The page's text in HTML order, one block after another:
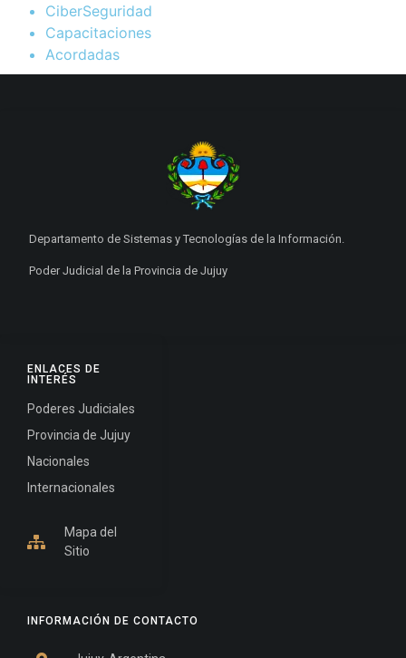
CiberSeguridad
Capacitaciones
Acordadas
INFORMACIÓN DE CONTACTO
ENLACES DE
INTERÉS
Poderes Judiciales
Provincia de Jujuy
Nacionales
Internacionales
Mapa del
Sitio
Departamento de Sistemas y Tecnologías de la Información.
Poder Judicial de la Provincia de Jujuy